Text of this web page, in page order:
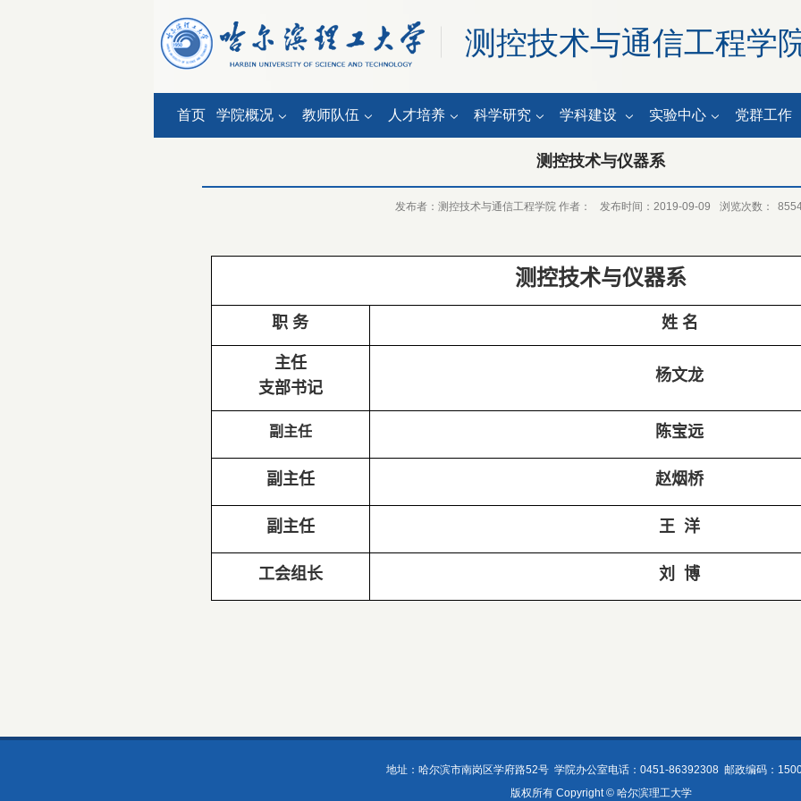
测控技术与通信工程学
首页 学院概况 教师队伍 人才培养 科学研究 学科建设 实验中心 党群工作
测控技术与仪器系
发布者：测控技术与通信工程学院 作者： 发布时间：2019-09-09 浏览次数：
测控技术与仪器系
职 务 姓 名
主任
支部书记
杨文龙
副主任 陈宝远
副主任 赵烟桥
副主任 王 洋
工会组长 刘 博
地址：哈尔滨市南岗区学府路52号 学院办公室电话：0451-86392308 邮政编码：
版权所有 Copyright © 哈尔滨理工大学